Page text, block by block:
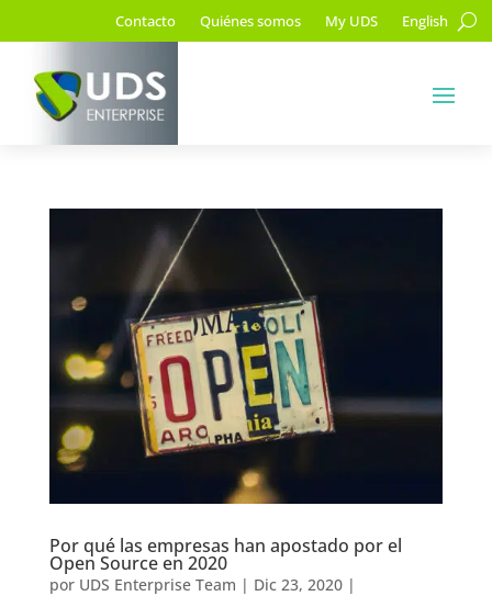
Contacto Quiénes somos My UDS English
Por qué las empresas han apostado por el
Open Source en 2020
por UDS Enterprise Team | Dic 23, 2020|